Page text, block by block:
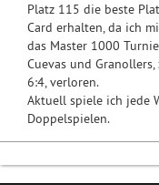
Platz 115 die beste
Card erhalten, da ich
das Master 1000
Cuevas und
6:4, verloren.
Aktuell spiele ich jede
Doppelspielen.